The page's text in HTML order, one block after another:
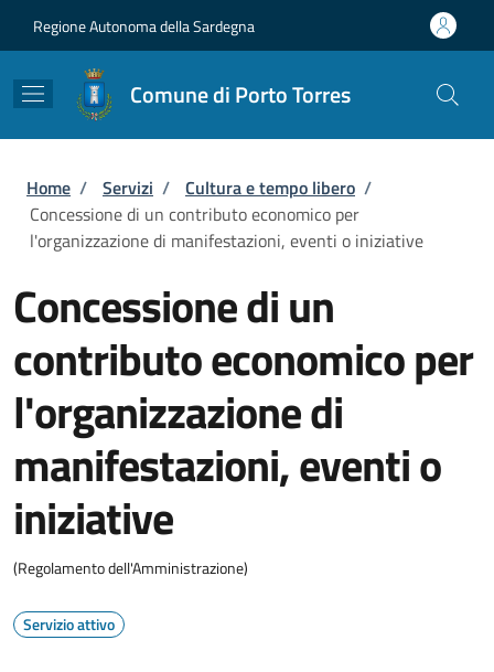
Regione Autonoma della Sardegna
Comune di Porto Torres
Briciole di pane
Home / Servizi / Cultura e tempo libero /
Concessione di un contributo economico per
l'organizzazione di manifestazioni, eventi o iniziative
Concessione di un
contributo economico per
l'organizzazione di
manifestazioni, eventi o
iniziative
(Regolamento dell'Amministrazione)
Servizio attivo